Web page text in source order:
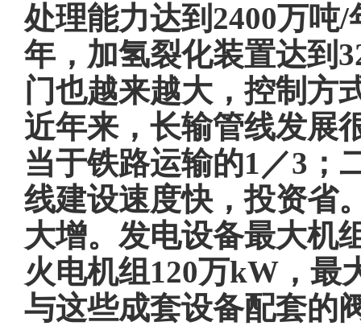
处理能力达到2400万吨
年，加氢裂化装置达到
门也越来越大，控制方
近年来，长输管线发展
当于铁路运输的1／3；
线建设速度快，投资省
大增。发电设备最大机
火电机组120万kW，最
与这些成套设备配套的